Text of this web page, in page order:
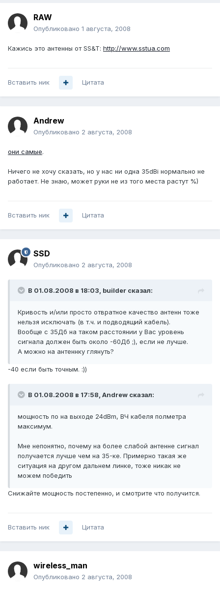
RAW
Опубликовано 1 августа, 2008
Кажись это антенны от SS&T: http://www.sstua.com
Вставить ник Цитата
Andrеw
Опубликовано 2 августа, 2008
они самые.
Ничего не хочу сказать, но у нас ни одна 35dBi нормально не
работает. Не знаю, может руки не из того места растут %)
Вставить ник Цитата
SSD
Опубликовано 2 августа, 2008
В 01.08.2008 в 18:03, builder сказал:
Кривость и/или просто отвратное качество антенн тоже
нельзя исключать (в т.ч. и подводящий кабель).
Вообще с 35Дб на таком расстоянии у Вас уровень
сигнала должен быть около -60Дб ;), если не лучше.
А можно на антеннку глянуть?
-40 если быть точным. :))
В 01.08.2008 в 17:58, Andrеw сказал:
мощность по на выходе 24dBm, ВЧ кабеля полметра
максимум.
Мне непонятно, почему на более слабой антенне сигнал
получается лучше чем на 35-ке. Примерно такая же
ситуация на другом дальнем линке, тоже никак не
можем победить
Снижайте мощность постепенно, и смотрите что получится.
Вставить ник Цитата
wireless_man
Опубликовано 2 августа, 2008